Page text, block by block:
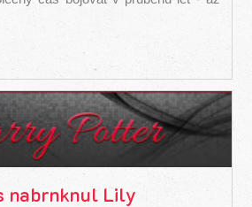
nabrnknul Lily